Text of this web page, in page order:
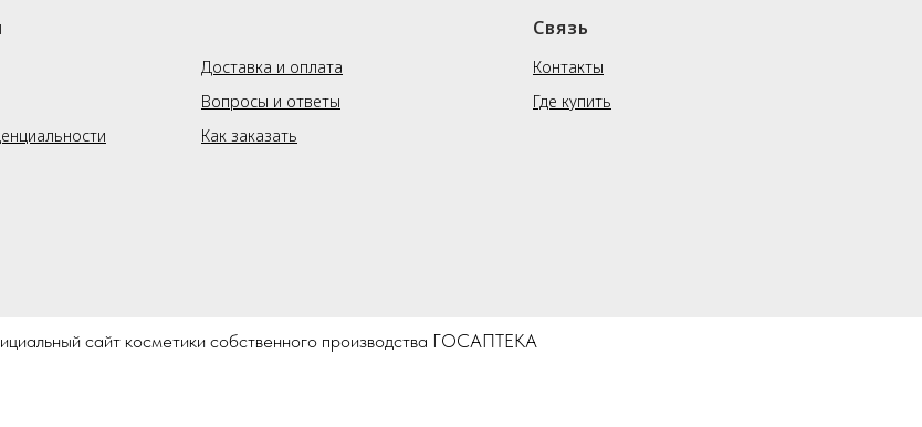
Доставка и оплата
Вопросы и ответы
Как заказать
Связь
Контакты
Где купить
сайт косметики собственного производства ГОСАПТЕКА